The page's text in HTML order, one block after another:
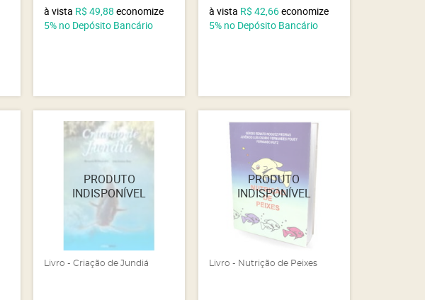
à vista R$ 49,88 economize
5% no Depósito Bancário
à vista R$ 42,66economize
5% no Depósito Bancário
Livro - Criação de Jundiá Livro - Nutrição de Peixes